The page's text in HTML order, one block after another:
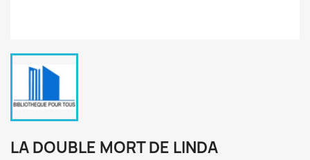
LA DOUBLE MORT DE LINDA